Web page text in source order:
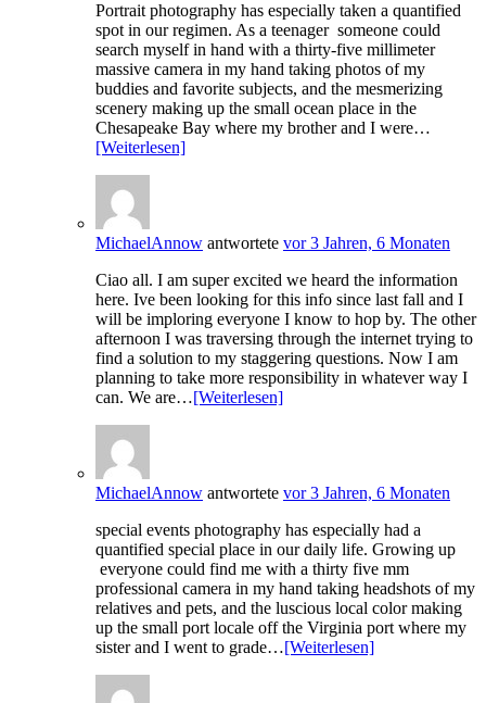
Portrait photography has especially taken a quantified
spot in our regimen. As a teenager someone could
search myself in hand with a thirty-five millimeter
massive camera in my hand taking photos of my
buddies and favorite subjects, and the mesmerizing
scenery making up the small ocean place in the
Chesapeake Bay where my brother and I were…
[Weiterlesen]
MichaelAnnow antwortete vor 3 Jahren, 6 Monaten
Ciao all. I am super excited we heard the information
here. Ive been looking for this info since last fall and I
will be imploring everyone I know to hop by. The other
afternoon I was traversing through the internet trying to
find a solution to my staggering questions. Now I am
planning to take more responsibility in whatever way I
can. We are…[Weiterlesen]
MichaelAnnow antwortete vor 3 Jahren, 6 Monaten
special events photography has especially had a
quantified special place in our daily life. Growing up
everyone could find me with a thirty five mm
professional camera in my hand taking headshots of my
relatives and pets, and the luscious local color making
up the small port locale off the Virginia port where my
sister and I went to grade…[Weiterlesen]